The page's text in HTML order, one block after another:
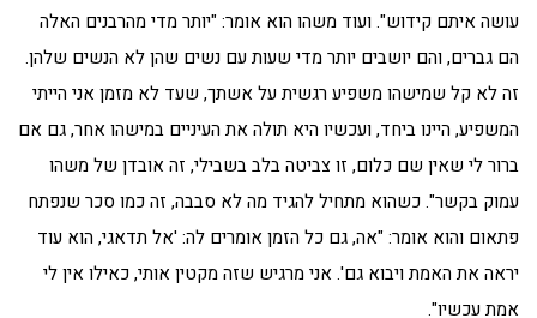
עושה איתם קידוש". ועוד משהו הוא אומר: "יותר מדי מהרבנים האלה
הם גברים, והם יושבים יותר מדי שעות עם נשים שהן לא הנשים שלהן.
זה לא קל שמישהו משפיע רגשית על אשתך, שעד לא מזמן אני הייתי
המשפיע, היינו ביחד, ועכשיו היא תולה את העיניים במישהו אחר, גם אם
ברור לי שאין שם כלום, זו צביטה בלב בשבילי, זה אובדן של משהו
עמוק בקשר". כשהוא מתחיל להגיד מה לא סבבה, זה כמו סכר שנפתח
פתאום והוא אומר: "אה, גם כל הזמן אומרים לה: 'אל תדאגי, הוא עוד
יראה את האמת ויבוא גם'. אני מרגיש שזה מקטין אותי, כאילו אין לי
אמת עכשיו".